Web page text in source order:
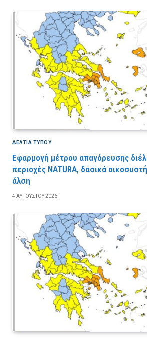
ΔΕΛΤΙΑ ΤΥΠΟΥ
Εφαρμογή μέτρου απαγόρευσης
περιοχές NATURA, δασικά
άλση
4 ΑΥΓΟΎΣΤΟΥ 2026